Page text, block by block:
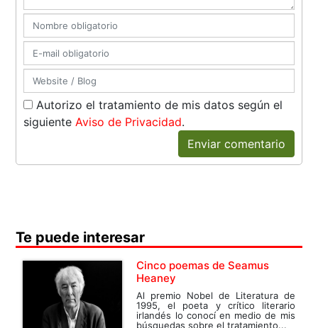
Autorizo el tratamiento de mis datos según el
siguiente Aviso de Privacidad.
Enviar comentario
Te puede interesar
Cinco poemas de Seamus
Heaney
Al premio Nobel de Literatura de
1995, el poeta y crítico literario
irlandés lo conocí en medio de mis
búsquedas sobre el tratamiento...